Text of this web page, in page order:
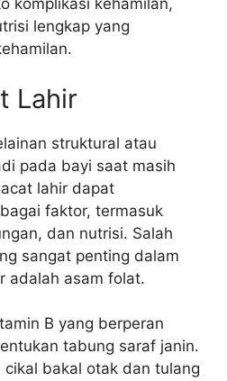
komplikasi kehamilan,
lengkap yang
Lahir
struktural atau
pada bayi saat masih
lahir dapat
faktor, termasuk
dan nutrisi. Salah
sangat penting dalam
adalah asam folat.
B yang berperan
tabung saraf janin.
bakal otak dan tulang